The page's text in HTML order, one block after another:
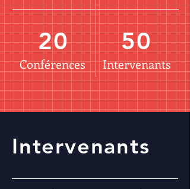
Conférences
20
Intervenants
50
Intervenants